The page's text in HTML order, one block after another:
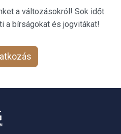
a változásokról! Sok időt
a bírságokat és jogvitákat!